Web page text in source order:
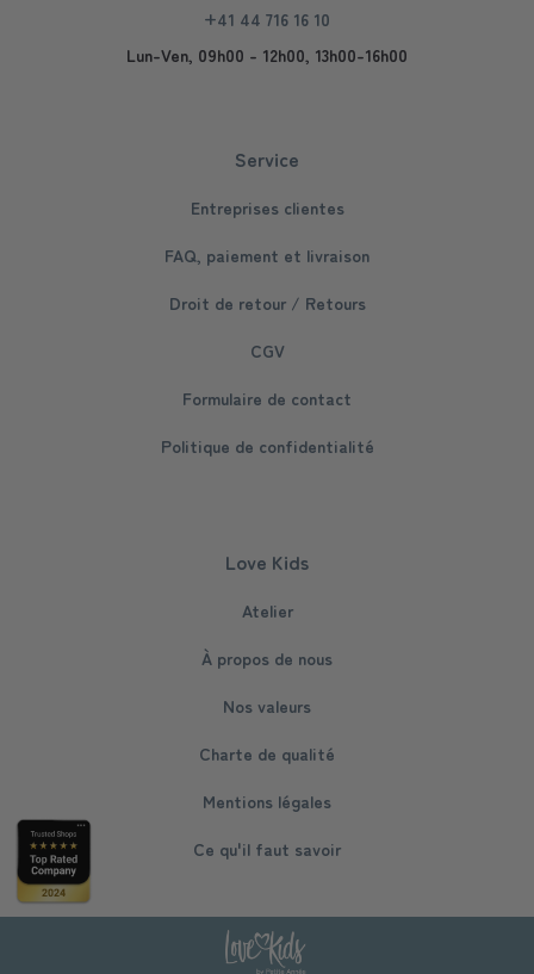
+41 44 716 16 10
Lun-Ven, 09h00 - 12h00, 13h00-16h00
Service
Entreprises clientes
FAQ, paiement et livraison
Droit de retour / Retours
CGV
Formulaire de contact
Politique de confidentialité
Love Kids
Atelier
À propos de nous
Nos valeurs
Charte de qualité
Mentions légales
Ce qu'il faut savoir